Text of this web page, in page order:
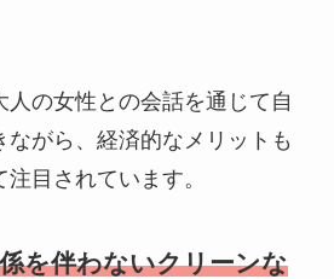
人の女性との会話を通じて自
がら、経済的なメリットも
目されています。
を伴わないクリーンな